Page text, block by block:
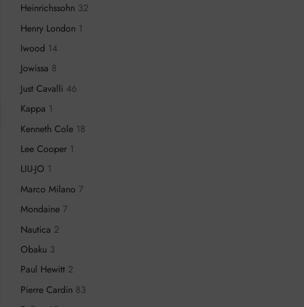
Heinrichssohn 32
Henry London 1
Iwood 14
Jowissa 8
Just Cavalli 46
Kappa 1
Kenneth Cole 18
Lee Cooper 1
LIU-JO 1
Marco Milano 7
Mondaine 7
Nautica 2
Obaku 3
Paul Hewitt 2
Pierre Cardin 83